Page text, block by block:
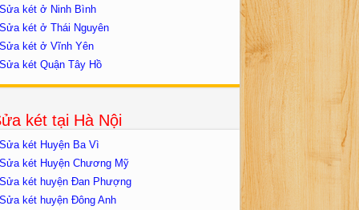
két ở Ninh Bình
két ở Thái Nguyên
két ở Vĩnh Yên
két Quận Tây Hồ
két tại Hà Nội
két Huyện Ba Vì
két Huyện Chương Mỹ
két huyện Đan Phượng
két huyện Đông Anh